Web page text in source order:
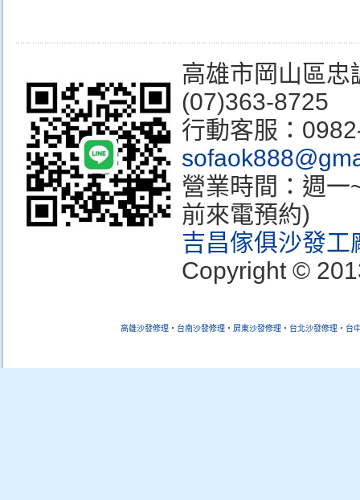
高雄市岡山區
(07)363-8725
行動客服：
營業時間：週
前來電預約)
吉昌傢俱沙發工
Copyright ©
高雄沙發修理 ‧ 台南沙發修理 ‧ 屏東沙發修理 ‧ 台北沙發修理 ‧ 台